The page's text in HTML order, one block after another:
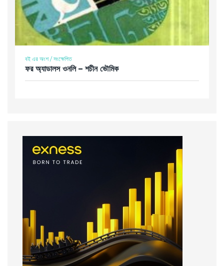
বই এর অংশ / সংক্ষেপিত
ফর অ্যাডালস ওনলি – শচীন ভৌমিক